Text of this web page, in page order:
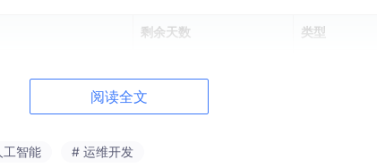
剩余天数 类型
29 天
阅读全文
工智能 # 运维开发